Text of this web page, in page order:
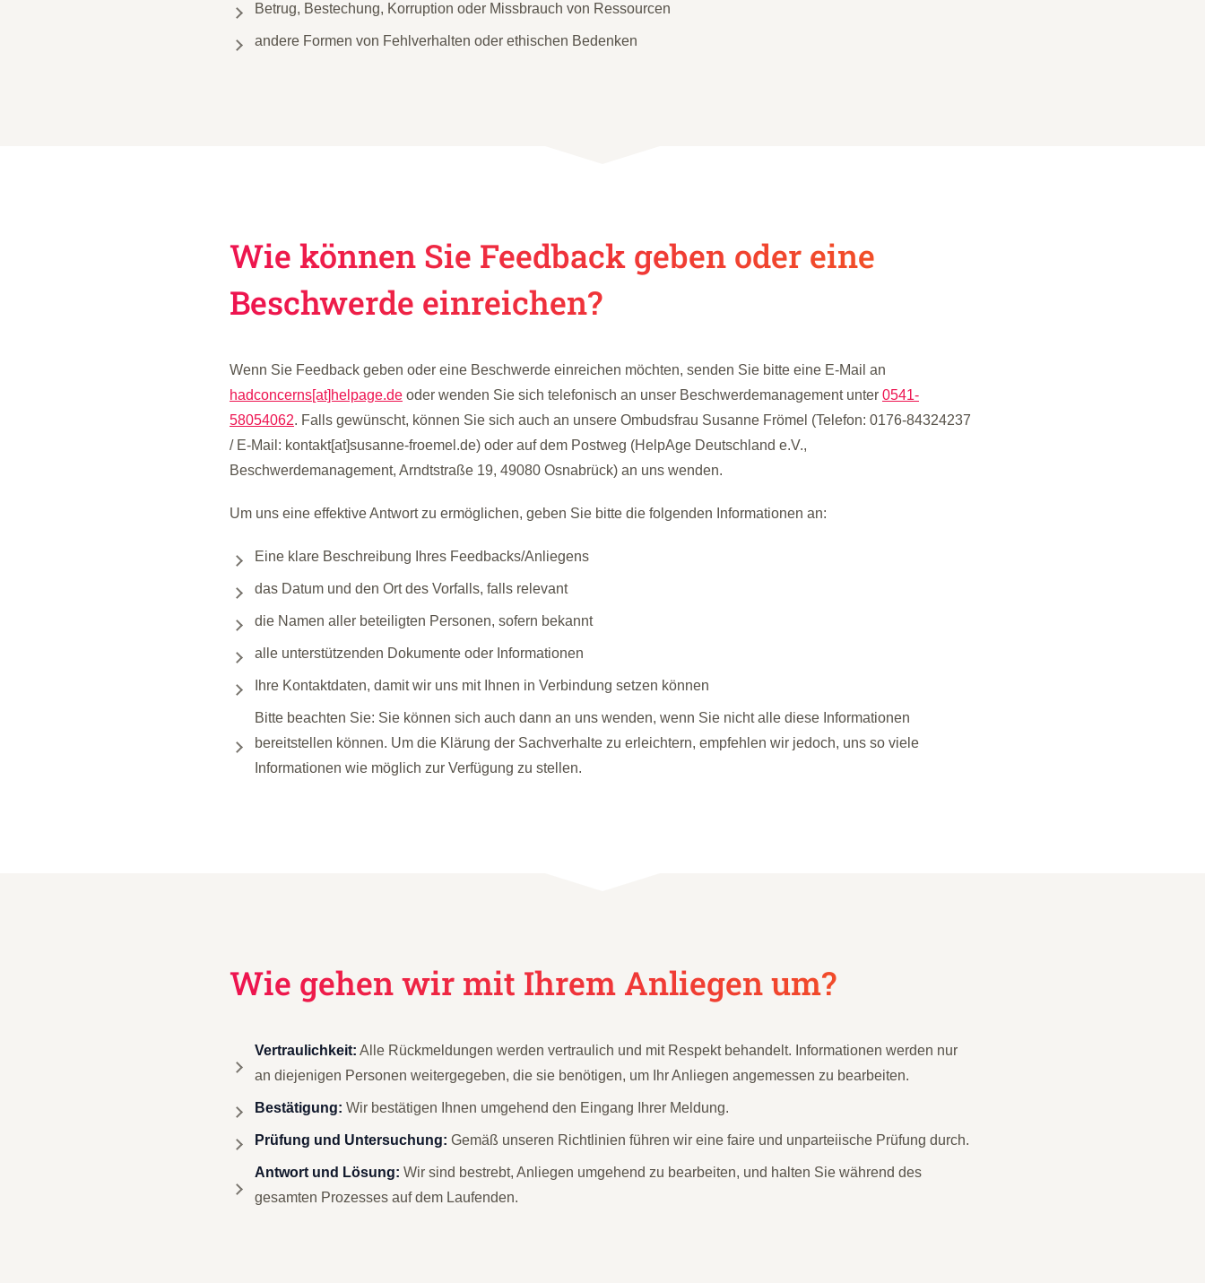
Betrug, Bestechung, Korruption oder Missbrauch von Ressourcen
andere Formen von Fehlverhalten oder ethischen Bedenken
Wie können Sie Feedback geben oder eine
Beschwerde einreichen?
Wenn Sie Feedback geben oder eine Beschwerde einreichen möchten, senden Sie bitte eine E-Mail an
hadconcerns[at]helpage.de oder wenden Sie sich telefonisch an unser Beschwerdemanagement unter 0541-
58054062. Falls gewünscht, können Sie sich auch an unsere Ombudsfrau Susanne Frömel (Telefon: 0176-84324237
/ E-Mail: kontakt[at]susanne-froemel.de) oder auf dem Postweg (HelpAge Deutschland e.V.,
Beschwerdemanagement, Arndtstraße 19, 49080 Osnabrück) an uns wenden.
Um uns eine effektive Antwort zu ermöglichen, geben Sie bitte die folgenden Informationen an:
Eine klare Beschreibung Ihres Feedbacks/Anliegens
das Datum und den Ort des Vorfalls, falls relevant
die Namen aller beteiligten Personen, sofern bekannt
alle unterstützenden Dokumente oder Informationen
Ihre Kontaktdaten, damit wir uns mit Ihnen in Verbindung setzen können
Bitte beachten Sie: Sie können sich auch dann an uns wenden, wenn Sie nicht alle diese Informationen
bereitstellen können. Um die Klärung der Sachverhalte zu erleichtern, empfehlen wir jedoch, uns so viele
Informationen wie möglich zur Verfügung zu stellen.
Wie gehen wir mit Ihrem Anliegen um?
Vertraulichkeit: Alle Rückmeldungen werden vertraulich und mit Respekt behandelt. Informationen werden nur
an diejenigen Personen weitergegeben, die sie benötigen, um Ihr Anliegen angemessen zu bearbeiten.
Bestätigung: Wir bestätigen Ihnen umgehend den Eingang Ihrer Meldung.
Prüfung und Untersuchung: Gemäß unseren Richtlinien führen wir eine faire und unparteiische Prüfung durch.
Antwort und Lösung: Wir sind bestrebt, Anliegen umgehend zu bearbeiten, und halten Sie während des
gesamten Prozesses auf dem Laufenden.